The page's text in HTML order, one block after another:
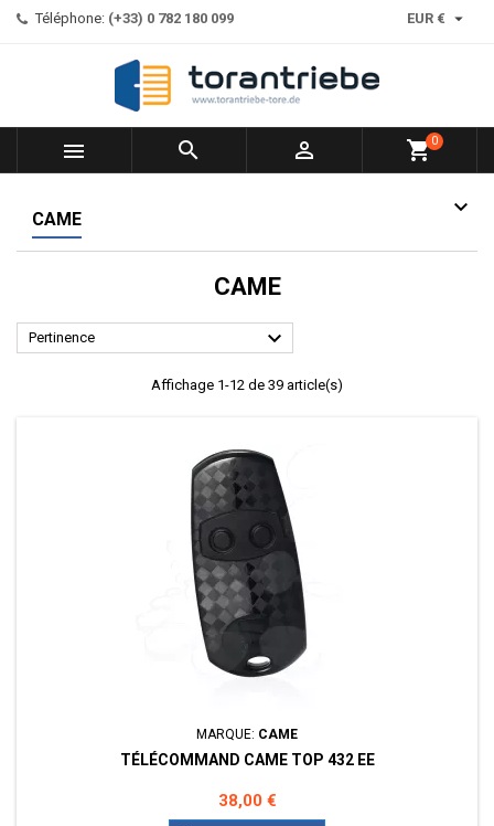
Téléphone: (+33) 0 782 180 099 EUR € 
   shopping_cart0
CAME
CAME
Pertinence 
Affichage 1-12 de 39 article(s)
MARQUE: CAME
TÉLÉCOMMAND CAME TOP 432 EE
Prix
38,00 €